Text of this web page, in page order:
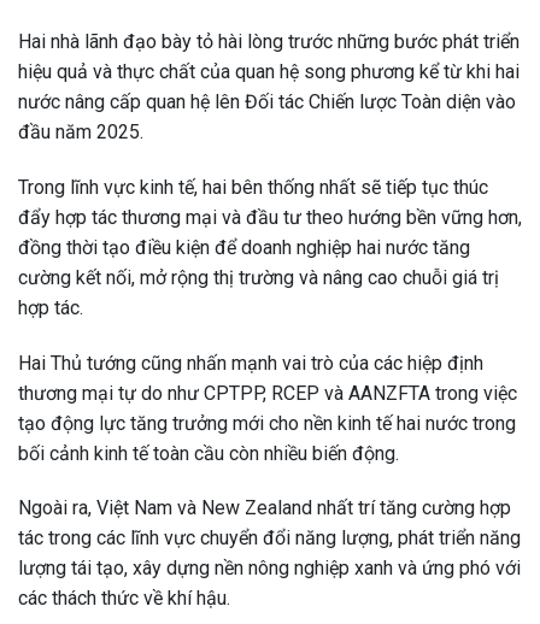
Hai nhà lãnh đạo bày tỏ hài lòng trước những bước phát triển
hiệu quả và thực chất của quan hệ song phương kể từ khi hai
nước nâng cấp quan hệ lên Đối tác Chiến lược Toàn diện vào
đầu năm 2025.
Trong lĩnh vực kinh tế, hai bên thống nhất sẽ tiếp tục thúc
đẩy hợp tác thương mại và đầu tư theo hướng bền vững hơn,
đồng thời tạo điều kiện để doanh nghiệp hai nước tăng
cường kết nối, mở rộng thị trường và nâng cao chuỗi giá trị
hợp tác.
Hai Thủ tướng cũng nhấn mạnh vai trò của các hiệp định
thương mại tự do như CPTPP, RCEP và AANZFTA trong việc
tạo động lực tăng trưởng mới cho nền kinh tế hai nước trong
bối cảnh kinh tế toàn cầu còn nhiều biến động.
Ngoài ra, Việt Nam và New Zealand nhất trí tăng cường hợp
tác trong các lĩnh vực chuyển đổi năng lượng, phát triển năng
lượng tái tạo, xây dựng nền nông nghiệp xanh và ứng phó với
các thách thức về khí hậu.